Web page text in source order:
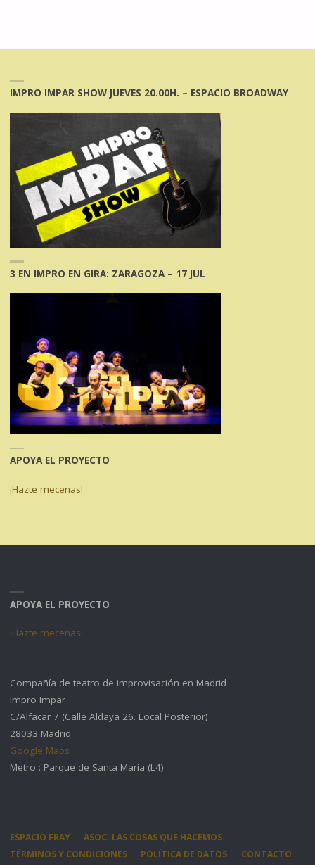
DE
FRAY"
IMPRO IMPAR SHOW JUEVES 20.00H. – ESPACIO BROADWAY
3 EN IMPRO EN GIRA: ZARAGOZA – 17 JUL
APOYA EL PROYECTO
¡Hazte mecenas!
APOYA EL PROYECTO
¡Hazte mecenas!
Compañía de teatro de improvisación en Madrid
Impro Impar
C/Alfacar 7 (Calle Aldaya 26. Local Posterior)
28033 Madrid
Google Maps
Metro : Parque de Santa María (L4)
ESPACIO FRAY
ASOC. LAS COSAS QUE HACEMOS
TÉRMINOS Y CONDICIONES
POLÍTICA DE DATOS CONTACTO